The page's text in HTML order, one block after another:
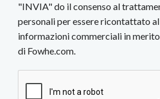
"INVIA" do il consenso al
personali per essere ricontattato
informazioni commerciali in
di Fowhe.com.